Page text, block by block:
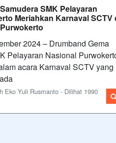
SMK Pelayaran
Meriahkan Karnaval SCTV
2024 – Drumband Gema
Pelayaran Nasional
acara Karnaval SCTV yang
Eko Yuli Rusmanto - Dilihat 1990